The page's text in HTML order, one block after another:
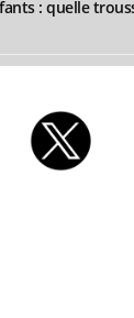
: quelle